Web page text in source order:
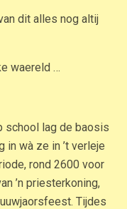
dit alles nog altij
waereld …
school lag de baosis
wà ze in ’t verleje
rond 2600 voor
’n priesterkoning,
Tijdes